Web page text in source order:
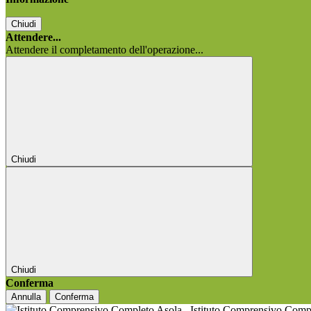
Chiudi
Attendere...
Attendere il completamento dell'operazione...
Chiudi
Chiudi
Conferma
Annulla Conferma